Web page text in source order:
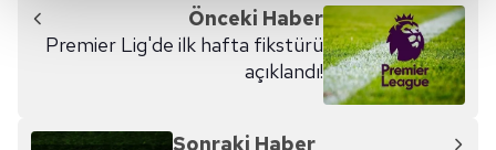
Her halükârda, kullanıcılar, bu çerezlere izin vermedikleri
takdirde, kullanıcılara hedefli reklamlar
Sizlere daha iyi bir hizmet sunabilmek için İnternet
Önceki Haber
Premier Lig'de ilk hafta fikstürü
açıklandı!
Sonraki Haber